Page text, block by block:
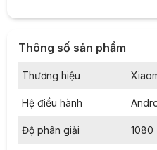
Thông số sản phẩm
Thương hiệu
Hệ điều hành
Độ phân giải 1080